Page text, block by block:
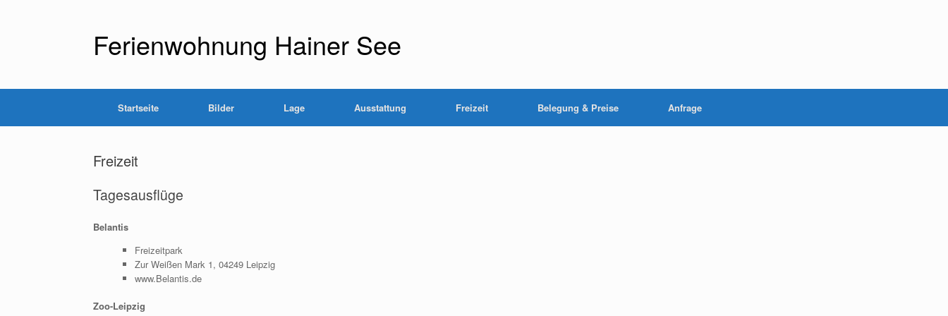
Ferienwohnung Hainer See
Startseite Bilder Lage Ausstattung Freizeit Belegung & Preise Anfrage
Freizeit
Tagesausflüge
Belantis
Freizeitpark
Zur Weißen Mark 1, 04249 Leipzig
www.Belantis.de
Zoo-Leipzig